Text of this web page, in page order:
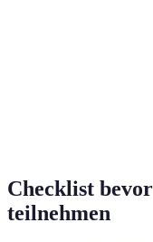
Checklist
teilnehmen